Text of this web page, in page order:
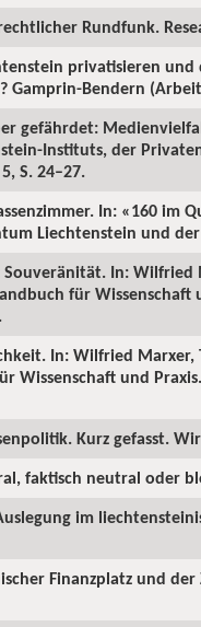
Rundfunk.
privatisieren
Gamprin-Bendern
gefährdet:
Instituts, der
S. 24–27.
In: «160 im
Liechtenstein und
In:
für
In: Wilfried
Wissenschaft und
Kurz gefasst.
faktisch neutral oder
im
Finanzplatz und